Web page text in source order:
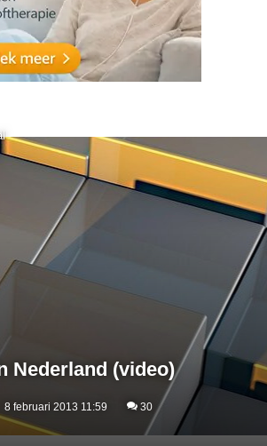
Nederland (video)
8 februari 2013 11:59 30